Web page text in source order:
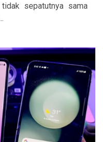
sepatutnya sama